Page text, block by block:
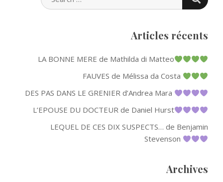
FOR:
Articles récents
LA BONNE MERE de Mathilda di Matteo
FAUVES de Mélissa da Costa
DES PAS DANS LE GRENIER d’Andrea Mara
L’EPOUSE DU DOCTEUR de Daniel Hurst
LEQUEL DE CES DIX SUSPECTS… de Benjamin
Stevenson
Archives